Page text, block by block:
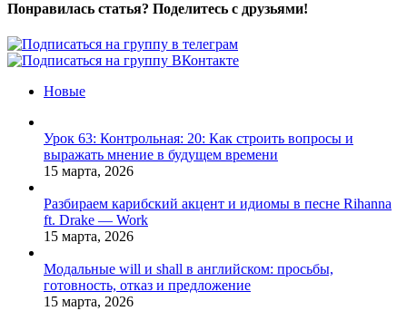
Понравилась статья? Поделитесь с друзьями!
Facebook
X
Pinterest
Vk
Новые
Урок 63: Контрольная: 20: Как строить вопросы и
выражать мнение в будущем времени
15 марта, 2026
Разбираем карибский акцент и идиомы в песне Rihanna
ft. Drake — Work
15 марта, 2026
Модальные will и shall в английском: просьбы,
готовность, отказ и предложение
15 марта, 2026